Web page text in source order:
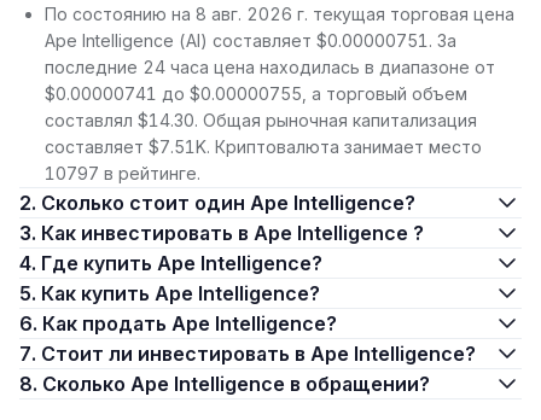
По состоянию на 8 авг. 2026 г. текущая торговая цена
Ape Intelligence (AI) составляет $0.00000751. За
последние 24 часа цена находилась в диапазоне от
$0.00000741 до $0.00000755, а торговый объем
составлял $14.30. Общая рыночная капитализация
составляет $7.51K. Криптовалюта занимает место
10797 в рейтинге.
2. Сколько стоит один Ape Intelligence?
3. Как инвестировать в Ape Intelligence ?
4. Где купить Ape Intelligence?
5. Как купить Ape Intelligence?
6. Как продать Ape Intelligence?
7. Стоит ли инвестировать в Ape Intelligence?
8. Сколько Ape Intelligence в обращении?